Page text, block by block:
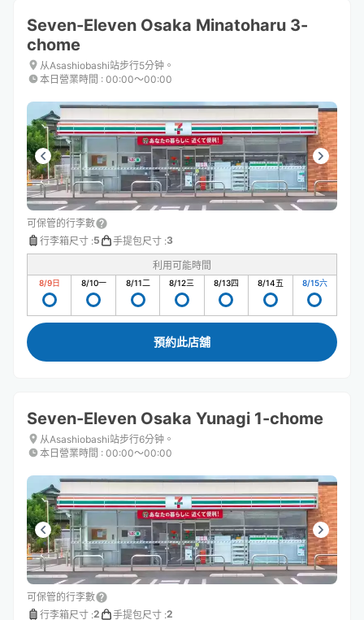
Seven-Eleven Osaka Minatoharu 3-
chome
从Asashiobashi站步行5分钟。
本日營業時間 : 00:00〜00:00
可保管的行李數
行李箱尺寸 :5 手提包尺寸 :3
利用可能時間
8/9日 8/10一 8/11二 8/12三 8/13四 8/14五 8/15六
預約此店舖
Seven-Eleven Osaka Yunagi 1-chome
从Asashiobashi站步行6分钟。
本日營業時間 : 00:00〜00:00
可保管的行李數
行李箱尺寸 :2 手提包尺寸 :2